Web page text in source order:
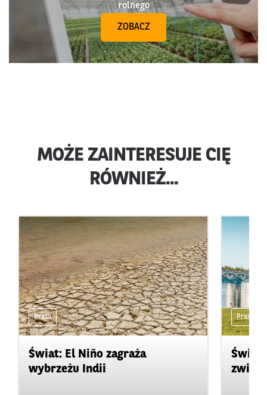
rolnego
ZOBACZ
MOŻE ZAINTERESUJE CIĘ
RÓWNIEŻ...
Prasa
Świat: El Niño zagraża
wybrzeżu Indii
Prasa